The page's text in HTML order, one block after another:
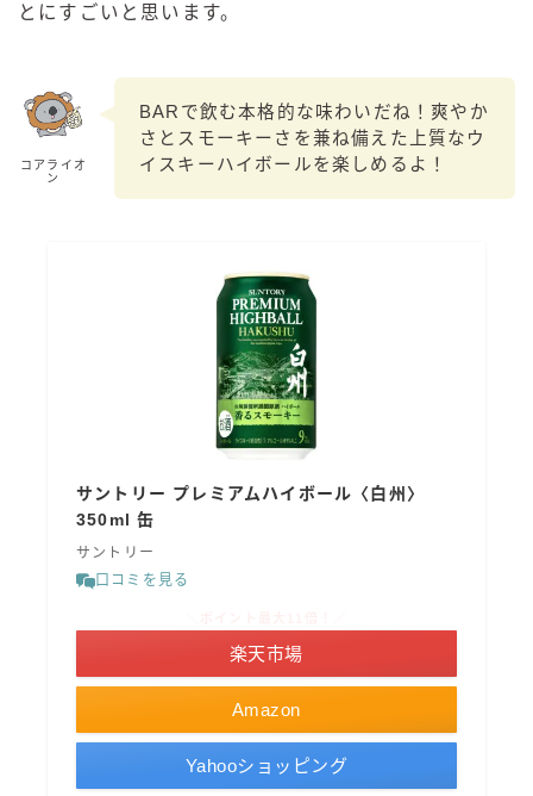
とにすごいと思います。
コアライオ
ン
BARで飲む本格的な味わいだね！爽やか
さとスモーキーさを兼ね備えた上質なウ
イスキーハイボールを楽しめるよ！
サントリー プレミアムハイボール〈白州〉
350ml 缶
サントリー
口コミを見る
Amazon
楽天市場
Yahooショッピング